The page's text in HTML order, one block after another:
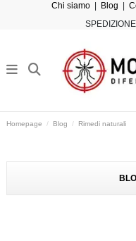
Chi siamo Blog
Homepage Blog Rimedi naturali